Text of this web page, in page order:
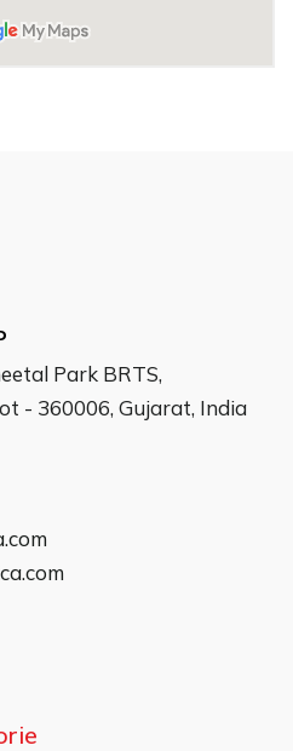
Park BRTS,
- 360006, Gujarat, India